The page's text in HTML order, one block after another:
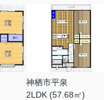
神栖市平泉
2LDK (57.68㎡)